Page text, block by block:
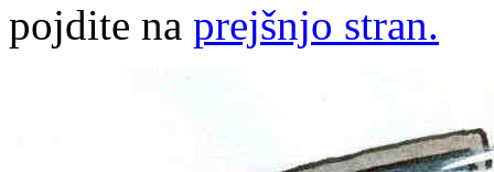
pojdite na prejšnjo stran.